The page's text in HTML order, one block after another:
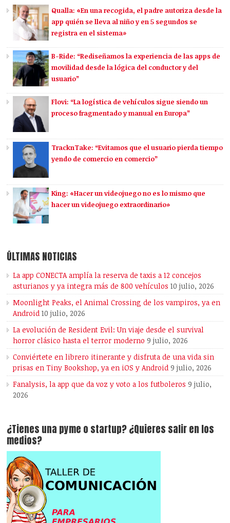
Qualla: «En una recogida, el padre autoriza desde la
app quién se lleva al niño y en 5 segundos se
registra en el sistema»
B-Ride: “Rediseñamos la experiencia de las apps de
movilidad desde la lógica del conductor y del
usuario”
Flovi: “La logística de vehículos sigue siendo un
proceso fragmentado y manual en Europa”
TracknTake: “Evitamos que el usuario pierda tiempo
yendo de comercio en comercio”
King: «Hacer un videojuego no es lo mismo que
hacer un videojuego extraordinario»
ÚLTIMAS NOTICIAS
La app CONECTA amplía la reserva de taxis a 12 concejos
asturianos y ya integra más de 800 vehículos 10 julio, 2026
Moonlight Peaks, el Animal Crossing de los vampiros, ya en
Android 10 julio, 2026
La evolución de Resident Evil: Un viaje desde el survival
horror clásico hasta el terror moderno 9 julio, 2026
Conviértete en librero itinerante y disfruta de una vida sin
prisas en Tiny Bookshop, ya en iOS y Android 9 julio, 2026
Fanalysis, la app que da voz y voto a los futboleros 9 julio,
2026
¿Tienes una pyme o startup? ¿Quieres salir en los
medios?